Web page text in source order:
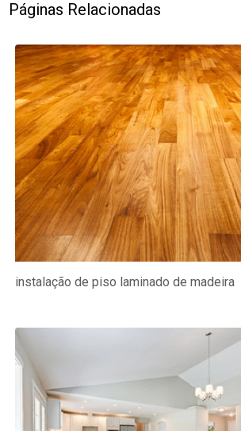
Páginas Relacionadas
instalação de piso laminado de madeira